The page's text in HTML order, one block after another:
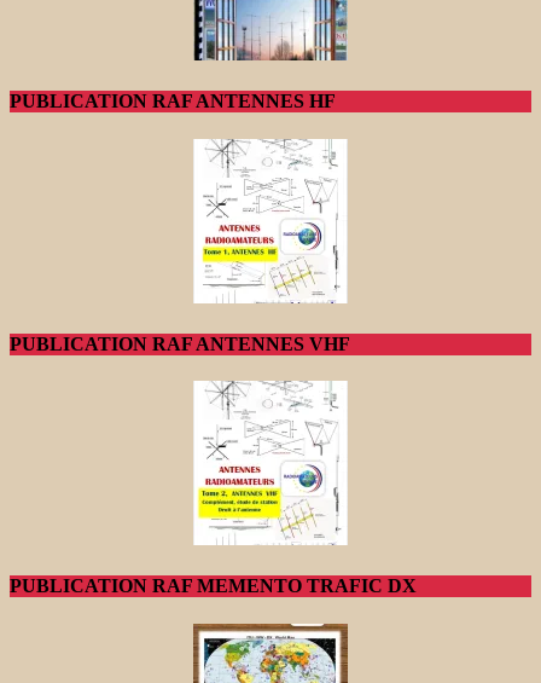
PUBLICATION RAF ANTENNES HF
PUBLICATION RAF ANTENNES VHF
PUBLICATION RAF MEMENTO TRAFIC DX